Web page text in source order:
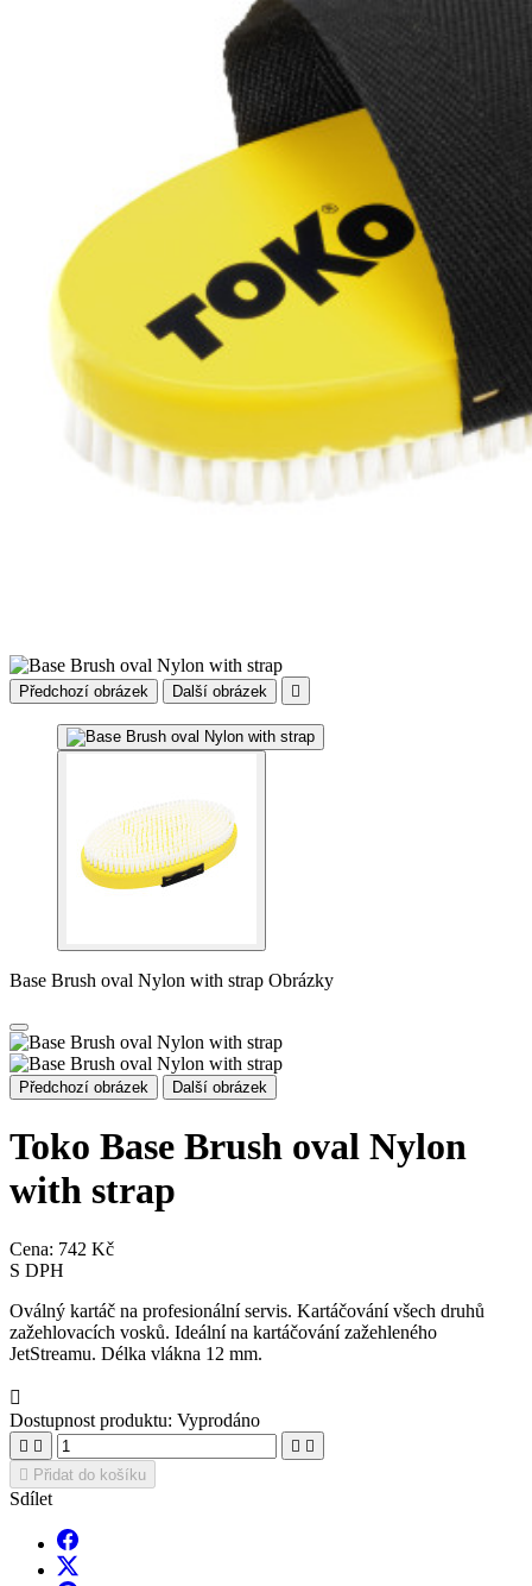
Předchozí obrázek Další obrázek 
Base Brush oval Nylon with strap Obrázky
Předchozí obrázek Další obrázek
Toko Base Brush oval Nylon
with strap
Cena: 742 Kč
S DPH
Oválný kartáč na profesionální servis. Kartáčování všech druhů
zažehlovacích vosků. Ideální na kartáčování zažehleného
JetStreamu. Délka vlákna 12 mm.

Dostupnost produktu: Vyprodáno
   
 Přidat do košíku
Sdílet